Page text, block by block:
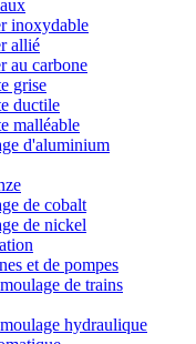
inoxydable
allié
au carbone
grise
ductile
malléable
d'aluminium
de cobalt
de nickel
et de pompes
de trains
hydraulique